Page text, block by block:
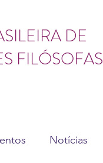
DE
FILÓSOFAS
Notícias